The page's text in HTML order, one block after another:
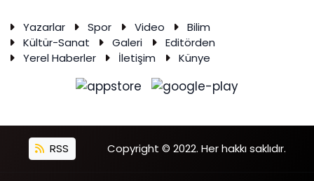
Yazarlar Spor Video
Bilim
Kültür-Sanat
Galeri
Editörden
Yerel Haberler
İletişim Künye
RSS Copyright © 2022. Her hakkı saklıdır.